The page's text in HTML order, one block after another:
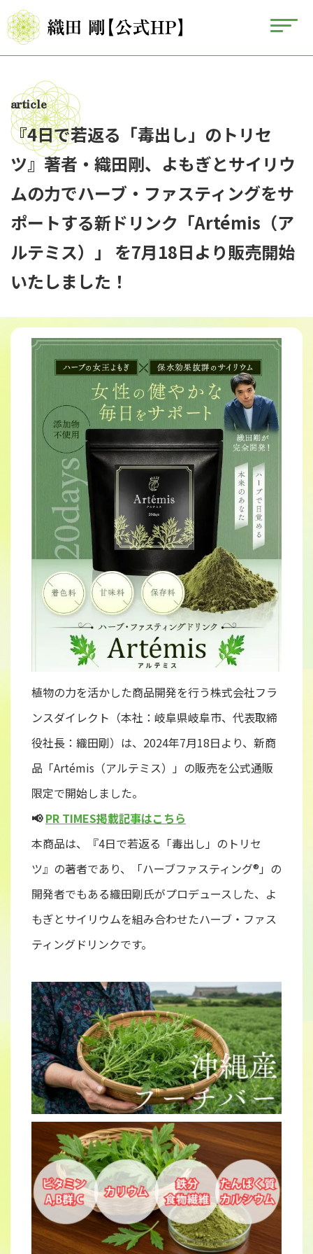
article
『4日で若返る「毒出し」のトリセ
ツ』著者・織田剛、よもぎとサイリウ
ムの力でハーブ・ファスティングをサ
ポートする新ドリンク「Artémis（ア
ルテミス）」 を7月18日より販売開始
いたしました！
植物の力を活かした商品開発を行う株式会社フラ
ンスダイレクト（本社：岐阜県岐阜市、代表取締
役社長：織田剛）は、2024年7月18日より、新商
品「Artémis（アルテミス）」の販売を公式通販
限定で開始しました。
📢PR TIMES掲載記事はこちら
本商品は、『4日で若返る「毒出し」のトリセ
ツ』の著者であり、「ハーブファスティング®︎」の
開発者でもある織田剛氏がプロデュースした、よ
もぎとサイリウムを組み合わせたハーブ・ファス
ティングドリンクです。